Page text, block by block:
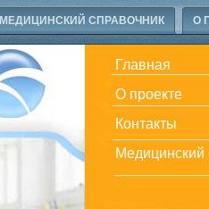
МЕДИЦИНСКИЙ СПРАВОЧНИК О
Главная
О проекте
Контакты
Медицинский